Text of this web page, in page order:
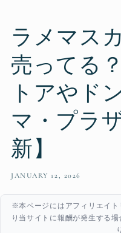
ラメマス
売ってる
トアやド
マ・プラ
新】
JANUARY 12, 2026
※本ページにはアフィリエイト
り当サイトに報酬が発生する